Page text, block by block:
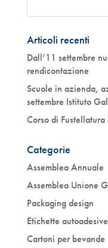
Articoli recenti
Dall’11 settembre
rendicontazione
Scuole in azienda,
settembre Istituto
Corso di
Categorie
Assemblea Annuale
Assemblea Unione
Packaging design
Etichette autoadesive
Cartoni per bevande